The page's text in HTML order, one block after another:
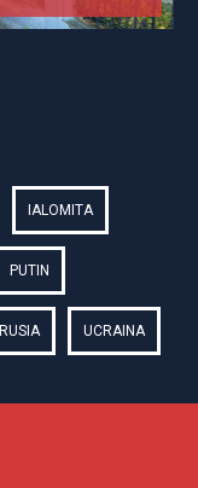
IALOMITA
PUTIN
RUSIA UCRAINA